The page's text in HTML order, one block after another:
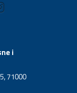
i
71000